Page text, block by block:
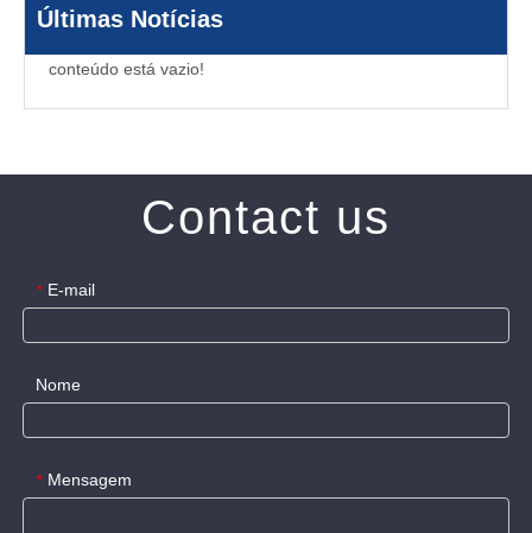
Últimas Notícias
conteúdo está vazio!
Contact us
* E-mail
Nome
* Mensagem